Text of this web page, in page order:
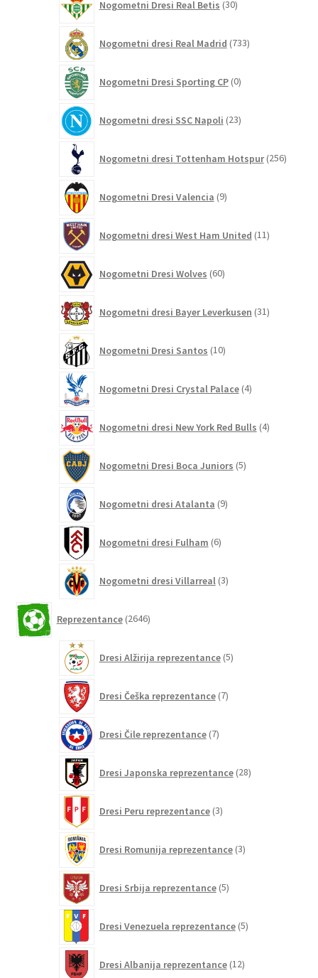
Nogometni Dresi Real Betis 30izdelkov
Nogometni dresi Real Madrid 733izdelkov
Nogometni Dresi Sporting CP 0izdelkov
Nogometni dresi SSC Napoli 23izdelkov
Nogometni dresi Tottenham Hotspur 256
Nogometni Dresi Valencia 9izdelkov
Nogometni dresi West Ham United 11izdelkov
Nogometni Dresi Wolves 60izdelkov
Nogometni dresi Bayer Leverkusen 31izdelkov
Nogometni Dresi Santos 10izdelkov
Nogometni Dresi Crystal Palace 4izdelki
Nogometni dresi New York Red Bulls 4izdelki
Nogometni Dresi Boca Juniors 5izdelkov
Nogometni dresi Atalanta 9izdelkov
Nogometni dresi Fulham 6izdelkov
Nogometni dresi Villarreal 3izdelki
Reprezentance 2646izdelkov
Dresi Alžirija reprezentance 5izdelkov
Dresi Češka reprezentance 7izdelkov
Dresi Čile reprezentance 7izdelkov
Dresi Japonska reprezentance 28izdelkov
Dresi Peru reprezentance 3izdelki
Dresi Romunija reprezentance 3izdelki
Dresi Srbija reprezentance 5izdelkov
Dresi Venezuela reprezentance 5izdelkov
Dresi Albanija reprezentance 12izdelkov